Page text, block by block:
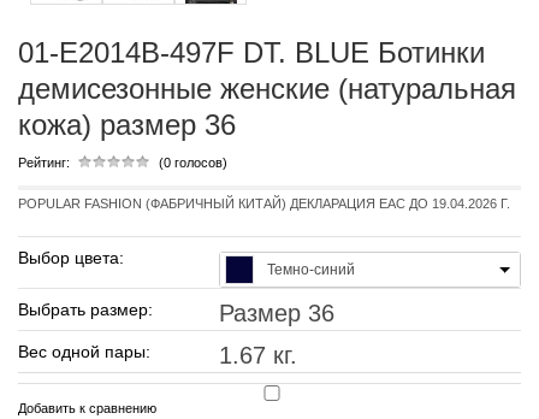
01-E2014B-497F DT. BLUE Ботинки
демисезонные женские (натуральная
кожа) размер 36
Рейтинг: (0 голосов)
POPULAR FASHION (ФАБРИЧНЫЙ КИТАЙ) ДЕКЛАРАЦИЯ EAC ДО 19.04.2026 Г.
Выбор цвета:
Темно-синий
Выбрать размер: Размер 36
Вес одной пары: 1.67 кг.
Добавить к сравнению